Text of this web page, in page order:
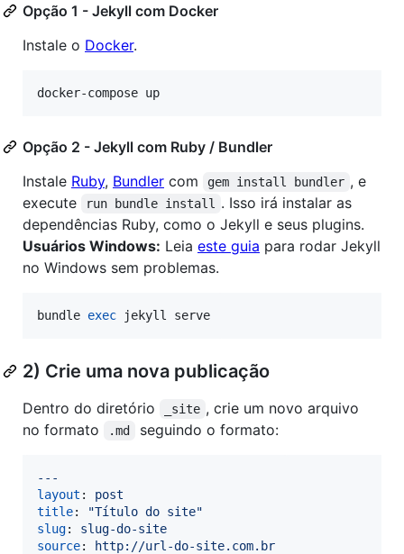
Opção 1 - Jekyll com Docker
Instale o Docker.
docker-compose up
Opção 2 - Jekyll com Ruby / Bundler
Instale Ruby, Bundler com gem install bundler , e
execute
run bundle install
. Isso irá instalar as
dependências Ruby, como o Jekyll e seus plugins.
Usuários Windows: Leia este guia para rodar Jekyll
no Windows sem problemas.
bundle exec jekyll serve
2) Crie uma nova publicação
Dentro do diretório _site , crie um novo arquivo
no formato
.md seguindo o formato:
---
layout : post
title: "Título do site"
slug: slug-do-site
source:
http://url-do-site.com.br